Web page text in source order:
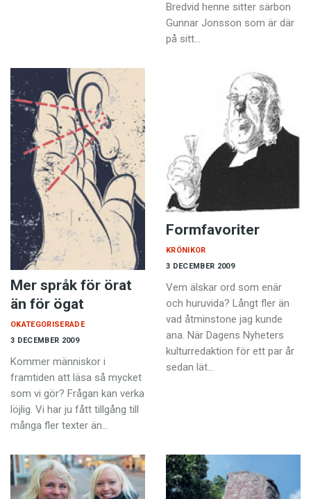
Bredvid henne sitter särbon
Gunnar Jonsson som är där
på sitt…
Mer språk för örat
än för ögat
3 DECEMBER 2009
OKATEGORISERADE
Kommer människor i
framtiden att läsa så mycket
som vi gör? Frågan kan verka
löjlig. Vi har ju fått tillgång till
många fler texter än…
Formfavoriter
3 DECEMBER 2009
KRÖNIKOR
Vem älskar ord som enär
och huruvida? Långt fler än
vad åtminstone jag kunde
ana. När Dagens Nyheters
kulturredaktion för ett par år
sedan lät…